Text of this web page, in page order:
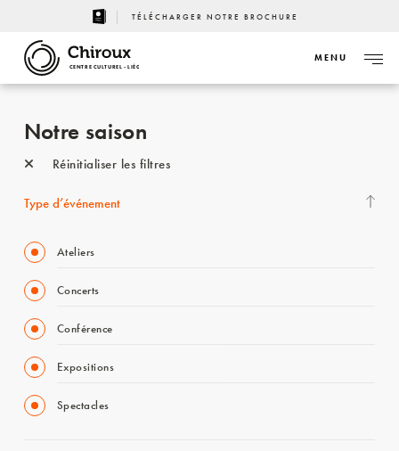
TÉLÉCHARGER NOTRE BROCHURE
CENTRE CULTUREL - LIÈGE
MENU
Notre saison
Réinitialiser les filtres
Type d’événement
Ateliers
Concerts
Conférence
Expositions
Spectacles